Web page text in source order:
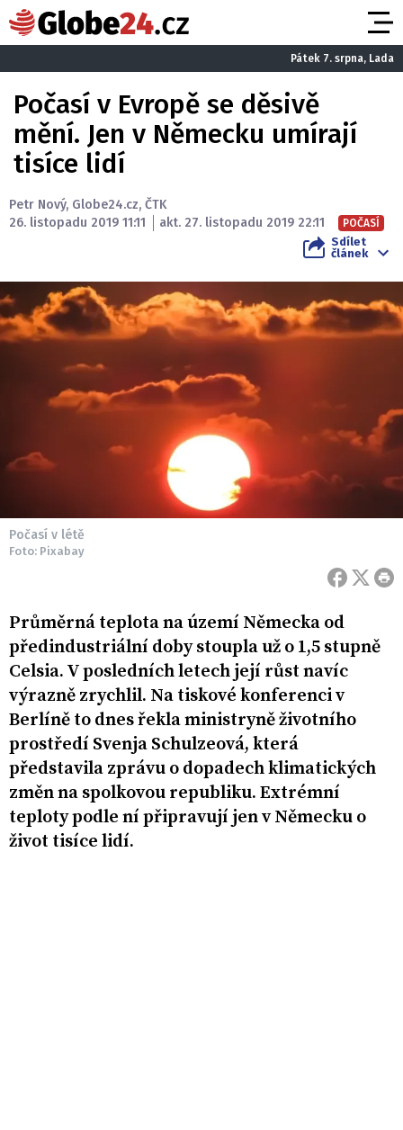
Pátek 7. srpna, Lada
Počasí v Evropě se děsivě
mění. Jen v Německu umírají
tisíce lidí
Petr Nový, Globe24.cz, ČTK
26. listopadu 2019 11:11
akt. 27. listopadu 2019 22:11 POČASÍ
Sdílet
článek
Počasí v létě
Foto: Pixabay
Průměrná teplota na území Německa od
předindustriální doby stoupla už o 1,5 stupně
Celsia. V posledních letech její růst navíc
výrazně zrychlil. Na tiskové konferenci v
Berlíně to dnes řekla ministryně životního
prostředí Svenja Schulzeová, která
představila zprávu o dopadech klimatických
změn na spolkovou republiku. Extrémní
teploty podle ní připravují jen v Německu o
život tisíce lidí.